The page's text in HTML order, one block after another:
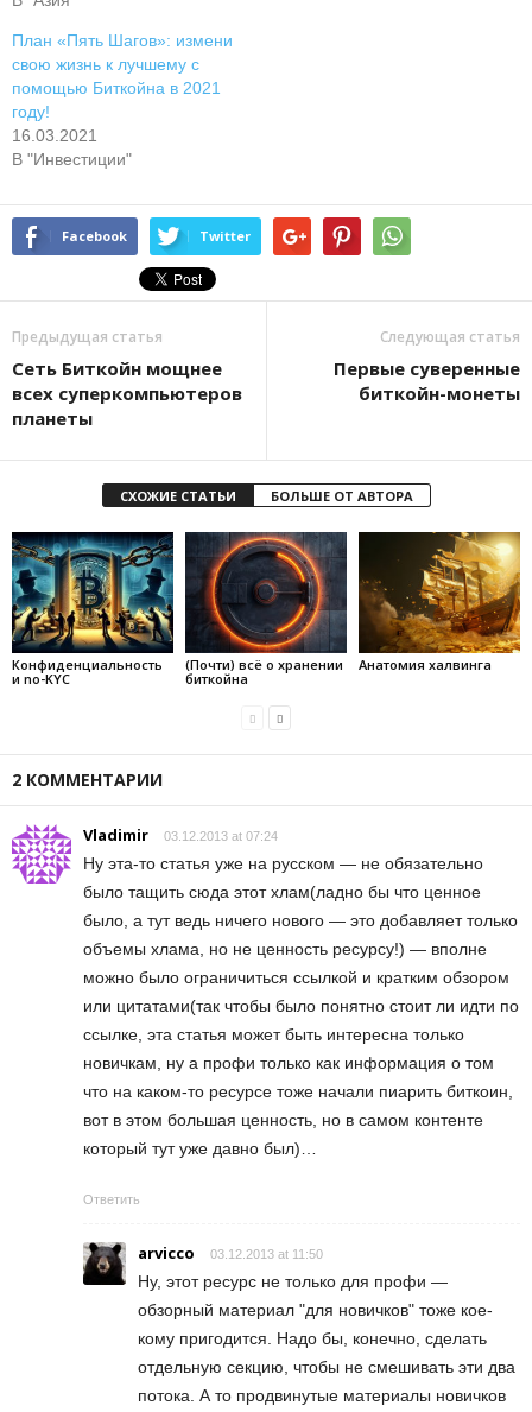
План «Пять Шагов»: измени
свою жизнь к лучшему с
помощью Биткойна в 2021
году!
16.03.2021
В "Инвестиции"
Facebook Twitter
Предыдущая статья
Сеть Биткойн мощнее
всех суперкомпьютеров
планеты
Следующая статья
Первые суверенные
биткойн-монеты
СХОЖИЕ СТАТЬИ БОЛЬШЕ ОТ АВТОРА
Конфиденциальность
и no-KYC
(Почти) всё о хранении
биткойна
Анатомия халвинга
2 КОММЕНТАРИИ
Vladimir 03.12.2013 at 07:24
Ну эта-то статья уже на русском — не обязательно
было тащить сюда этот хлам(ладно бы что ценное
было, а тут ведь ничего нового — это добавляет только
объемы хлама, но не ценность ресурсу!) — вполне
можно было ограничиться ссылкой и кратким обзором
или цитатами(так чтобы было понятно стоит ли идти по
ссылке, эта статья может быть интересна только
новичкам, ну а профи только как информация о том
что на каком-то ресурсе тоже начали пиарить биткоин,
вот в этом большая ценность, но в самом контенте
который тут уже давно был)…
Ответить
arvicco 03.12.2013 at 11:50
Ну, этот ресурс не только для профи —
обзорный материал "для новичков" тоже кое-
кому пригодится. Надо бы, конечно, сделать
отдельную секцию, чтобы не смешивать эти два
потока. А то продвинутые материалы новичков